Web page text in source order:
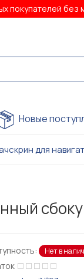
покупателей
Новые
для
Нет в